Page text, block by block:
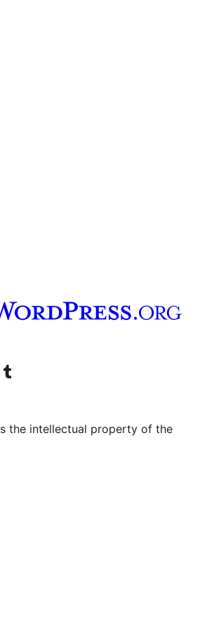
TikTokканал YouTube
Посетите нашу учётную запись в Tumblr
the intellectual property of the